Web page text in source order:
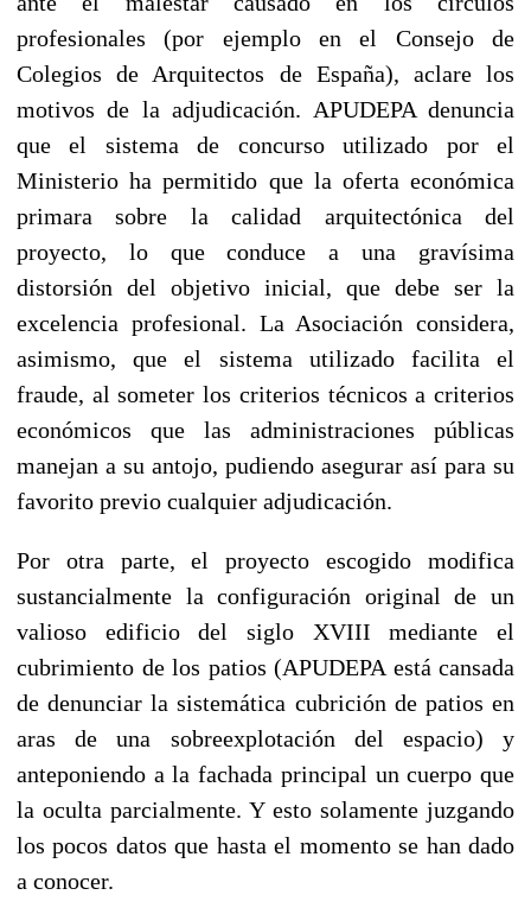
profesionales (por ejemplo en el Consejo de
Colegios de Arquitectos de España), aclare los
motivos de la adjudicación. APUDEPA denuncia
que el sistema de concurso utilizado por el
Ministerio ha permitido que la oferta económica
primara sobre la calidad arquitectónica del
proyecto, lo que conduce a una gravísima
distorsión del objetivo inicial, que debe ser la
excelencia profesional. La Asociación considera,
asimismo, que el sistema utilizado facilita el
fraude, al someter los criterios técnicos a criterios
económicos que las administraciones públicas
manejan a su antojo, pudiendo asegurar así para su
favorito previo cualquier adjudicación.
Por otra parte, el proyecto escogido modifica
sustancialmente la configuración original de un
valioso edificio del siglo XVIII mediante el
cubrimiento de los patios (APUDEPA está cansada
de denunciar la sistemática cubrición de patios en
aras de una sobreexplotación del espacio) y
anteponiendo a la fachada principal un cuerpo que
la oculta parcialmente. Y esto solamente juzgando
los pocos datos que hasta el momento se han dado
a conocer.